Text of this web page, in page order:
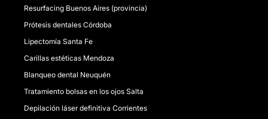
Resurfacing Buenos Aires (provincia)
Prótesis dentales Córdoba
Lipectomía Santa Fe
Carillas estéticas Mendoza
Blanqueo dental Neuquén
Tratamiento bolsas en los ojos Salta
Depilación láser definitiva Corrientes